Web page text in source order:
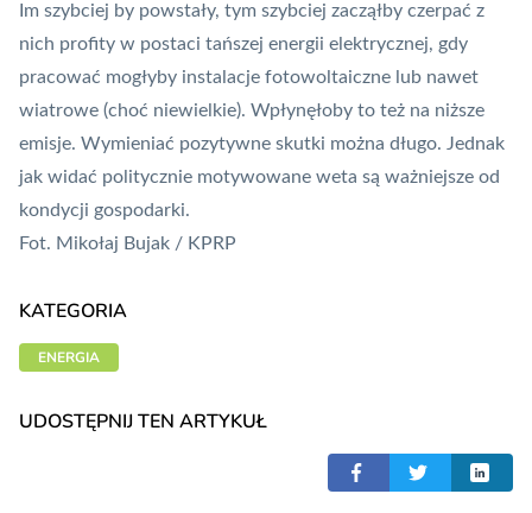
Im szybciej by powstały, tym szybciej zacząłby czerpać z
nich profity w postaci tańszej energii elektrycznej, gdy
pracować mogłyby instalacje fotowoltaiczne lub nawet
wiatrowe (choć niewielkie). Wpłynęłoby to też na niższe
emisje. Wymieniać pozytywne skutki można długo. Jednak
jak widać politycznie motywowane weta są ważniejsze od
kondycji gospodarki.
Fot. Mikołaj Bujak / KPRP
KATEGORIA
ENERGIA
UDOSTĘPNIJ TEN ARTYKUŁ